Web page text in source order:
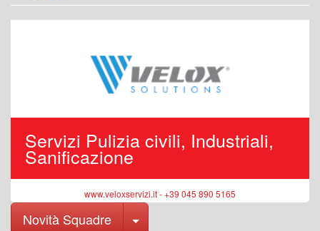
Servizi Pulizia civili, Industriali,
Sanificazione
www.veloxservizi.it - +39 045 890 5165
Novità Squadre Toggle Dropdown